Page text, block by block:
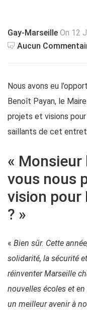
Gay-Marseille On 12
Aucun
Nous avons eu
Benoît Payan, le
projets et visions pour
saillants de cet
« Monsieur
vous nous
vision pour
? »
« Bien sûr. Cette
solidarité, la sécurité
réinventer Marseille
nouvelles écoles et
un meilleur avenir à